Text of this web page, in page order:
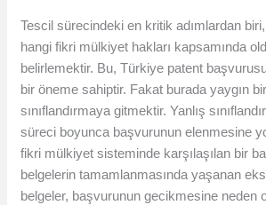
Tescil sürecindeki en kritik adımlardan
hangi fikri mülkiyet hakları kapsamında
belirlemektir. Bu, Türkiye patent
bir öneme sahiptir. Fakat burada yaygın
sınıflandırmaya gitmektir. Yanlış
süreci boyunca başvurunun elenmesine
fikri mülkiyet sisteminde karşılaşılan bir
belgelerin tamamlanmasında yaşanan
belgeler, başvurunun gecikmesine neden